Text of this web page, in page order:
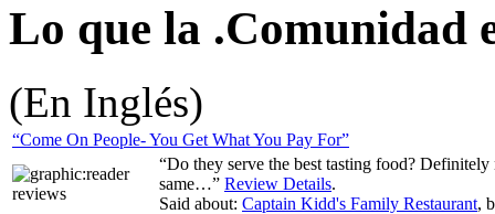
Lo que la .Comunidad
(En Inglés)
“Come On People- You Get What You Pay For”
“Do they serve the best tasting food?
same…” Review Details.
Said about: Captain Kidd's Family Restaurant,